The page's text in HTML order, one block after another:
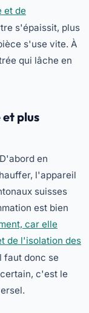
et de
s'épaissit, plus
s'use vite. À
qui lâche en
et plus
en
l'appareil
suisses
est bien
car elle
de l'isolation des
faut donc se
c'est le